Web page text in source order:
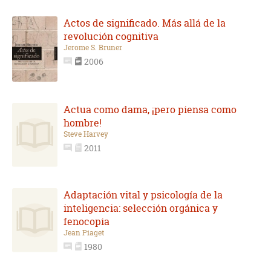
Actos de significado. Más allá de la
revolución cognitiva
Jerome S. Bruner
2006
Actua como dama, ¡pero piensa como
hombre!
Steve Harvey
2011
Adaptación vital y psicología de la
inteligencia: selección orgánica y
fenocopia
Jean Piaget
1980